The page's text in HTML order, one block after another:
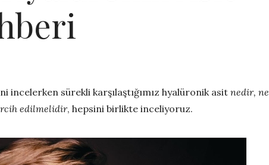
incelerken sürekli karşılaştığımız hyalüronik asit nedir, ne
edilmelidir, hepsini birlikte inceliyoruz.